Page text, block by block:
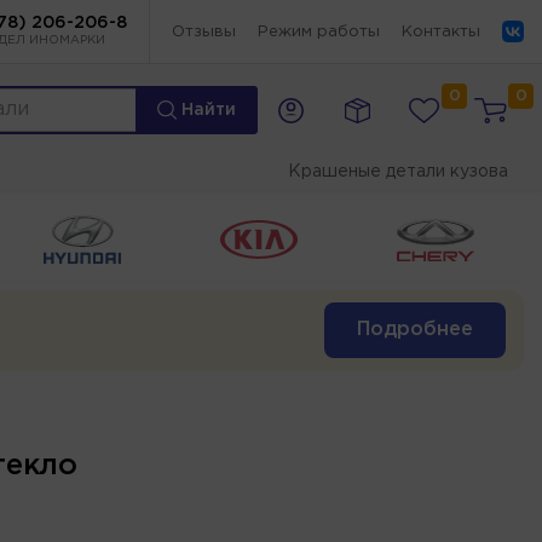
206-206-8
ИНОМАРКИ
Отзывы Режим работы Контакты
Найти
0 0
Крашеные детали кузова
Подробнее